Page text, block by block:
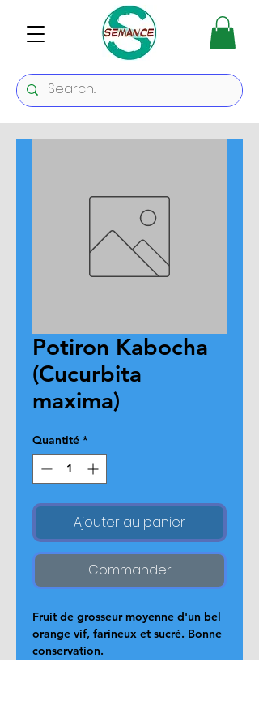
Potiron Kabocha
(Cucurbita
maxima)
Quantité *
Ajouter au panier
Commander
Fruit de grosseur moyenne d'un bel
orange vif, farineux et sucré. Bonne
conservation.